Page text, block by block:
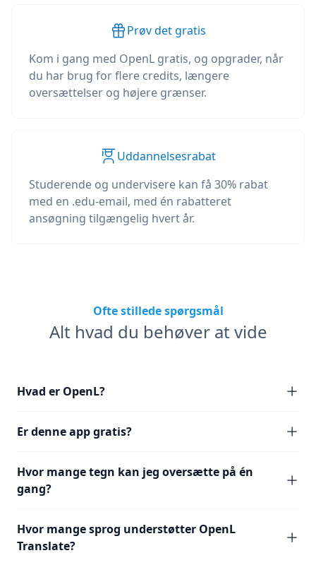
Prøv det gratis
Kom i gang med OpenL gratis, og opgrader, når
du har brug for flere credits, længere
oversættelser og højere grænser.
Uddannelsesrabat
Studerende og undervisere kan få 30% rabat
med en .edu-email, med én rabatteret
ansøgning tilgængelig hvert år.
Ofte stillede spørgsmål
Alt hvad du behøver at vide
Hvad er OpenL?
Er denne app gratis?
Hvor mange tegn kan jeg oversætte på én
gang?
Hvor mange sprog understøtter OpenL
Translate?